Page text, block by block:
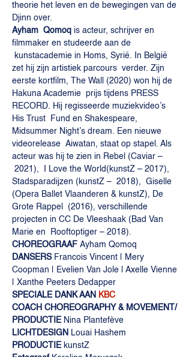
theorie het leven en de bewegingen van de
Djinn over.
Ayham  Qomoq is acteur, schrijver en
filmmaker en studeerde aan de
kunstacademie in Homs, Syrië. In België
zet hij zijn artistiek parcours  verder. Zijn
eerste kortfilm, The Wall (2020) won hij de
Hakuna Academie  prijs tijdens PRESS
RECORD. Hij regisseerde muziekvideo’s
His Trust  Fund en Shakespeare,
Midsummer Night’s dream. Een nieuwe
videorelease  Aiwatan, staat op stapel. Als
acteur was hij te zien in Rebel (Caviar –
2021),  I Love the World(kunstZ – 2017),
Stadsparadijzen (kunstZ –  2018),  Giselle
(Opera Ballet Vlaanderen & kunstZ), De
Grote Rappel  (2016), verschillende
projecten in CC De Vleeshaak (Bad Van
Marie en  Rooftoptiger – 2018).
CHOREOGRAAF Ayham Qomoq
DANSERS Francois Vincent | Mery
Coopman | Evelien Van Jole | Axelle Vienne
| Xanthe Peeters Dedapper
SPECIALE DANK AAN
KBC
COACH CHOREOGRAPHY & MOVEMENT/
PRODUCTIE Nina Plantefève
LICHTDESIGN Louai Hashem
PRODUCTIE kunstZ